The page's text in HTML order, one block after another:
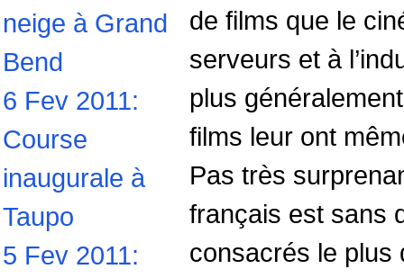
neige à Grand
Bend
6 Fev 2011:
Course
inaugurale à
Taupo
5 Fev 2011:
de films que le
serveurs et à
plus
films leur ont
Pas très
français est sans
consacrés le plus